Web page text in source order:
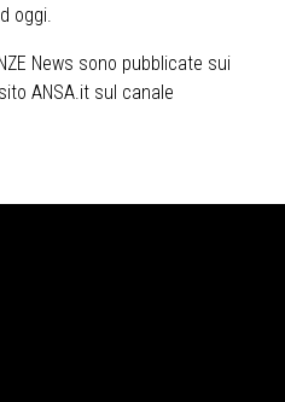
oggi.
News sono pubblicate sui
ANSA.it sul canale